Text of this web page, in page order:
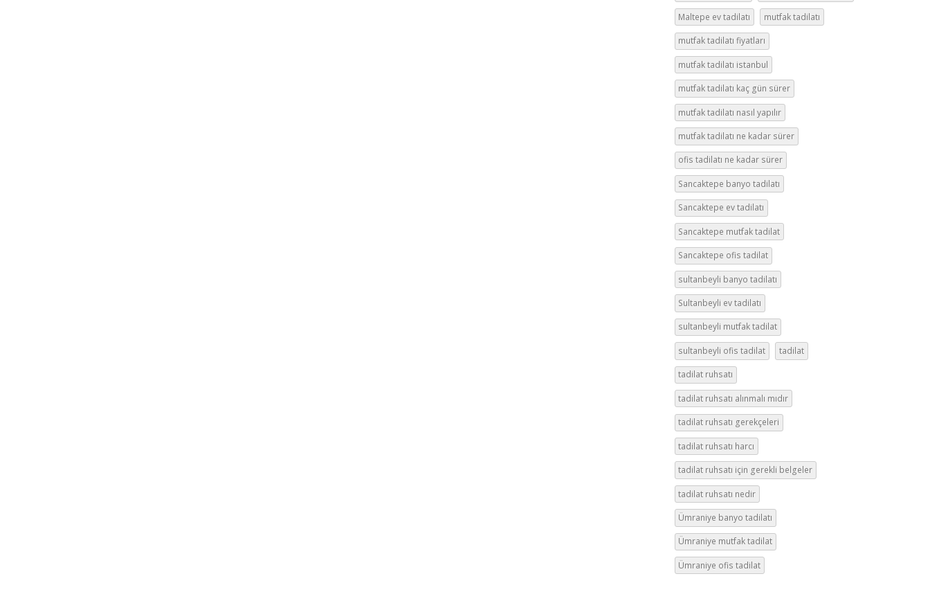
Maltepe ev tadilatı mutfak tadilatı
mutfak tadilatı fiyatları
mutfak tadilatı istanbul
mutfak tadilatı kaç gün sürer
mutfak tadilatı nasıl yapılır
mutfak tadilatı ne kadar sürer
ofis tadilatı ne kadar sürer
Sancaktepe banyo tadilatı
Sancaktepe ev tadilatı
Sancaktepe mutfak tadilat
Sancaktepe ofis tadilat
sultanbeyli banyo tadilatı
Sultanbeyli ev tadilatı
sultanbeyli mutfak tadilat
sultanbeyli ofis tadilat tadilat
tadilat ruhsatı
tadilat ruhsatı alınmalı mıdır
tadilat ruhsatı gerekçeleri
tadilat ruhsatı harcı
tadilat ruhsatı için gerekli belgeler
tadilat ruhsatı nedir
Ümraniye banyo tadilatı
Ümraniye mutfak tadilat
Ümraniye ofis tadilat